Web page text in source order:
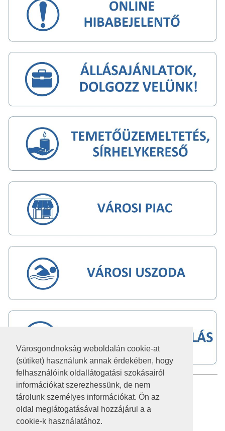
Városgondnokság weboldalán cookie-at
(sütiket) használunk annak érdekében, hogy
felhasználóink oldallátogatási szokásairól
információkat szerezhessünk, de nem
tárolunk személyes információkat. Ön az
oldal meglátogatásával hozzájárul a a
cookie-k használatához.
IMPRESSZUM
JOGI NYILATKOZAT